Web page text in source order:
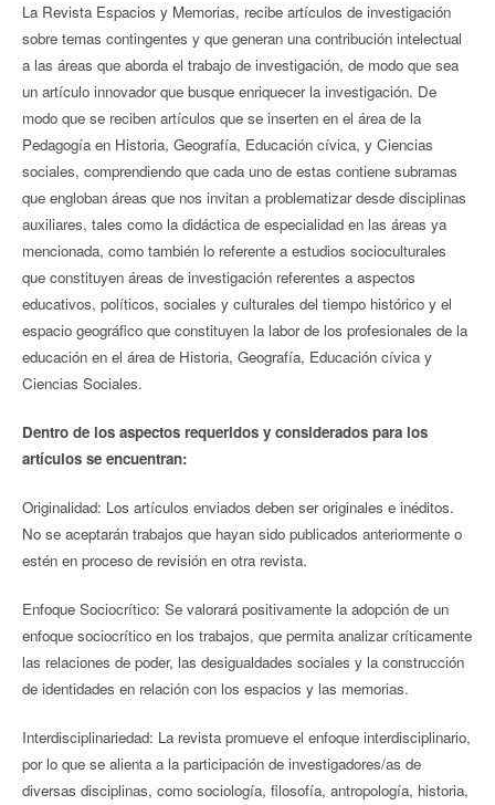
La Revista Espacios y Memorias, recibe artículos de investigación
sobre temas contingentes y que generan una contribución intelectual
a las áreas que aborda el trabajo de investigación, de modo que sea
un artículo innovador que busque enriquecer la investigación. De
modo que se reciben artículos que se inserten en el área de la
Pedagogía en Historia, Geografía, Educación cívica, y Ciencias
sociales, comprendiendo que cada uno de estas contiene subramas
que engloban áreas que nos invitan a problematizar desde disciplinas
auxiliares, tales como la didáctica de especialidad en las áreas ya
mencionada, como también lo referente a estudios socioculturales
que constituyen áreas de investigación referentes a aspectos
educativos, políticos, sociales y culturales del tiempo histórico y el
espacio geográfico que constituyen la labor de los profesionales de la
educación en el área de Historia, Geografía, Educación cívica y
Ciencias Sociales.
Dentro de los aspectos requeridos y considerados para los
artículos se encuentran:
Originalidad: Los artículos enviados deben ser originales e inéditos.
No se aceptarán trabajos que hayan sido publicados anteriormente o
estén en proceso de revisión en otra revista.
Enfoque Sociocrítico: Se valorará positivamente la adopción de un
enfoque sociocrítico en los trabajos, que permita analizar críticamente
las relaciones de poder, las desigualdades sociales y la construcción
de identidades en relación con los espacios y las memorias.
Interdisciplinariedad: La revista promueve el enfoque interdisciplinario,
por lo que se alienta a la participación de investigadores/as de
diversas disciplinas, como sociología, filosofía, antropología, historia,